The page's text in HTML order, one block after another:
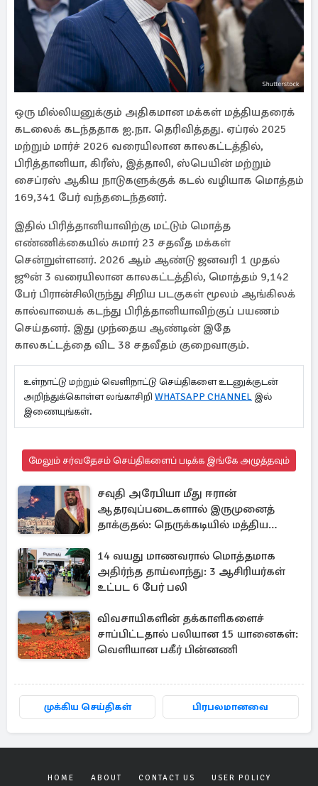
ஒரு மில்லியனுக்கும் அதிகமான மக்கள் மத்தியதரைக்
கடலைக் கடந்ததாக ஐ.நா. தெரிவித்தது. ஏப்ரல் 2025
மற்றும் மார்ச் 2026 வரையிலான காலகட்டத்தில்,
பிரித்தானியா, கிரீஸ், இத்தாலி, ஸ்பெயின் மற்றும்
சைப்ரஸ் ஆகிய நாடுகளுக்குக் கடல் வழியாக மொத்தம்
169,341 பேர் வந்தடைந்தனர்.
இதில் பிரித்தானியாவிற்கு மட்டும் மொத்த
எண்ணிக்கையில் சுமார் 23 சதவீத மக்கள்
சென்றுள்ளனர். 2026 ஆம் ஆண்டு ஜனவரி 1 முதல்
ஜூன் 3 வரையிலான காலகட்டத்தில், மொத்தம் 9,142
பேர் பிரான்சிலிருந்து சிறிய படகுகள் மூலம் ஆங்கிலக்
கால்வாயைக் கடந்து பிரித்தானியாவிற்குப் பயணம்
செய்தனர். இது முந்தைய ஆண்டின் இதே
காலகட்டத்தை விட 38 சதவீதம் குறைவாகும்.
உள்நாட்டு மற்றும் வெளிநாட்டு செய்திகளை உடனுக்குடன்
அறிந்துக்கொள்ள லங்காசிறி WHATSAPP CHANNEL இல்
இணையுங்கள்.
மேலும் சர்வதேசம் செய்திகளைப் படிக்க இங்கே அழுத்தவும்
சவுதி அரேபியா மீது ஈரான்
ஆதரவுப்படைகளால் இருமுனைத்
தாக்குதல்: நெருக்கடியில் மத்திய
14 வயது மாணவரால் மொத்தமாக
அதிர்ந்த தாய்லாந்து: 3 ஆசிரியர்கள்
உட்பட 6 பேர் பலி
விவசாயிகளின் தக்காளிகளைச்
சாப்பிட்டதால் பலியான 15 யானைகள்:
வெளியான பகீர் பின்னணி
முக்கிய செய்திகள் பிரபலமானவை
HOME ABOUT CONTACT US USER POLICY